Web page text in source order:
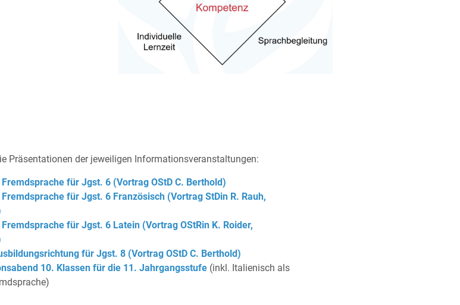
Präsentationen der jeweiligen Informationsveranstaltungen:
für Jgst. 6 (Vortrag OStD C. Berthold)
für Jgst. 6 Französisch (Vortrag StDin R. Rauh,
für Jgst. 6 Latein (Vortrag OStRin K. Roider,
für Jgst. 8 (Vortrag OStD C. Berthold)
10. Klassen für die 11. Jahrgangsstufe(inkl. Italienisch als